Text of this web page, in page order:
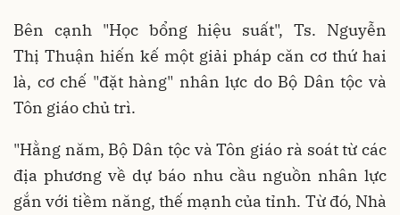
Bên cạnh "Học bổng hiệu suất", Ts. Nguyễn
Thị Thuận hiến kế một giải pháp căn cơ thứ hai
là, cơ chế "đặt hàng" nhân lực do Bộ Dân tộc và
Tôn giáo chủ trì.
"Hằng năm, Bộ Dân tộc và Tôn giáo rà soát từ các
địa phương về dự báo nhu cầu nguồn nhân lực
gắn với tiềm năng, thế mạnh của tỉnh. Từ đó, Nhà